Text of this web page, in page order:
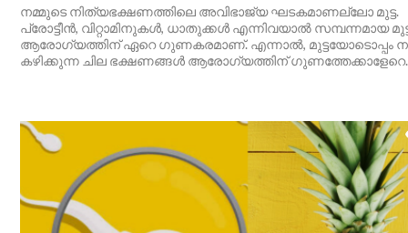
നമ്മുടെ നിത്യഭക്ഷണത്തിലെ അവിഭാജ്യ ഘടകമാണല്ലോ മുട്ട.
പ്രോട്ടീൻ, വിറ്റാമിനുകൾ, ധാതുക്കൾ എന്നിവയാൽ സമ്പന്നമായ
ആരോഗ്യത്തിന് ഏറെ ഗുണകരമാണ്. എന്നാൽ, മുട്ടയോടൊപ്പം
കഴിക്കുന്ന ചില ഭക്ഷണങ്ങൾ ആരോഗ്യത്തിന്